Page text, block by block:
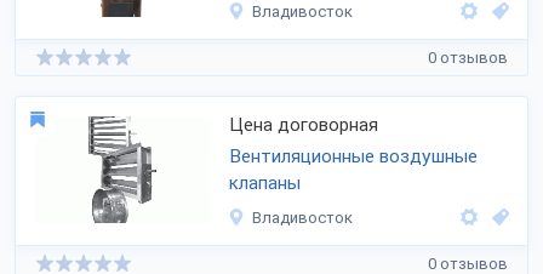
Владивосток
0 отзывов
Цена договорная
Вентиляционные воздушные
клапаны
Владивосток
0 отзывов